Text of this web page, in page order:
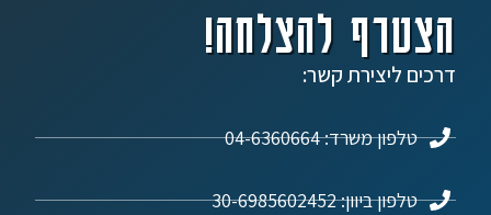
הצטרף להצלחה!
דרכים ליצירת קשר:
טלפון משרד: 04-6360664
טלפון ביוון: 30-6985602452